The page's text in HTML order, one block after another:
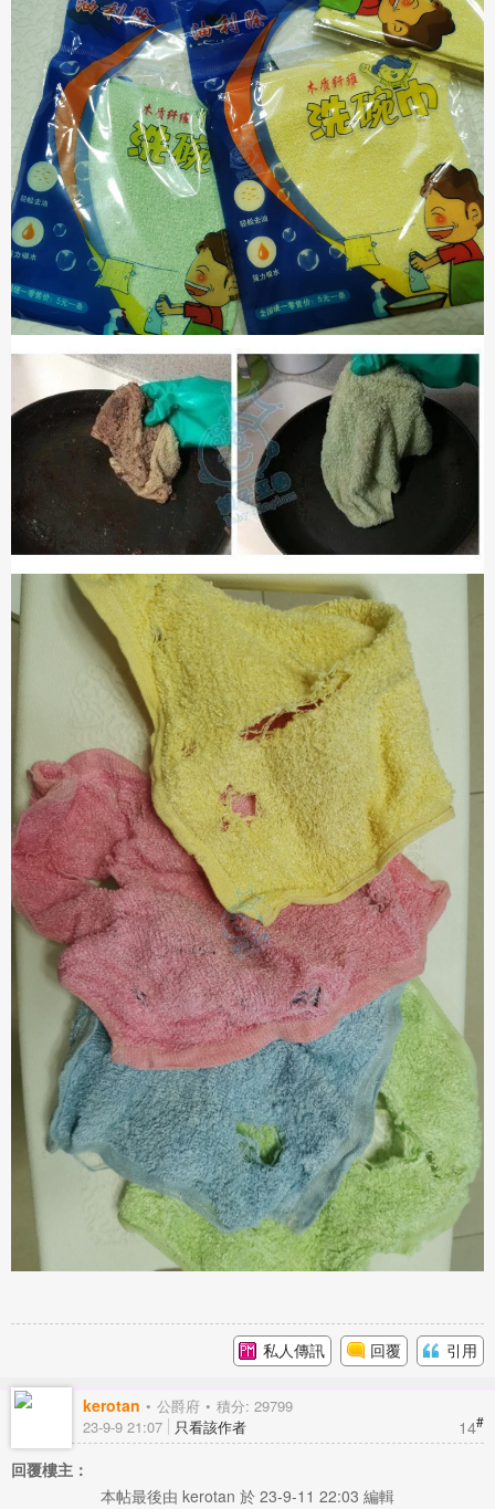
私人傳訊 回覆 引用
kerotan 公爵府 積分: 29799
14#
23-9-9 21:07 只看該作者
回覆樓主：
本帖最後由 kerotan 於 23-9-11 22:03 編輯